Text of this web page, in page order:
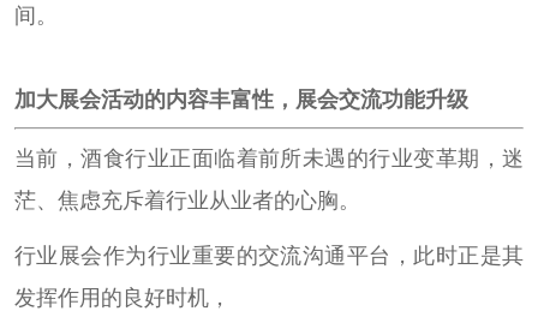
间。
加大展会活动的内容丰富性，展会交流功能升级
当前，酒食行业正面临着前所未遇的行业变革期，迷
茫、焦虑充斥着行业从业者的心胸。
行业展会作为行业重要的交流沟通平台，此时正是其
发挥作用的良好时机，